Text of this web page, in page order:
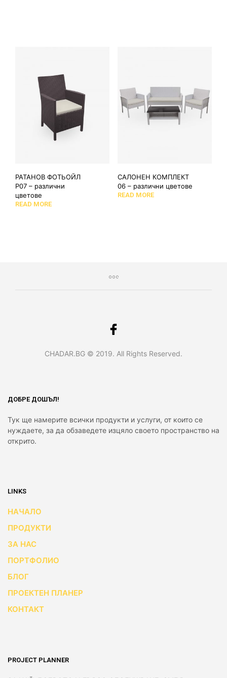
РАТАНОВ ФОТЬОЙЛ
Р07 – различни
цветове
READ MORE
САЛОНЕН КОМПЛЕКТ
06 – различни цветове
READ MORE
CHADAR.BG © 2019. All Rights Reserved.
ДОБРЕ ДОШЪЛ!
Тук ще намерите всички продукти и услуги, от които се
нуждаете, за да обзаведете изцяло своето пространство на
открито.
LINKS
НАЧАЛО
ПРОДУКТИ
ЗА НАС
ПОРТФОЛИО
БЛОГ
ПРОЕКТЕН ПЛАНЕР
КОНТАКТ
PROJECT PLANNER